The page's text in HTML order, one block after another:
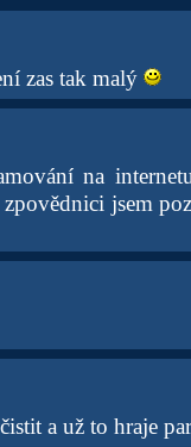
zas tak malý
na
jsem
a už to hraje